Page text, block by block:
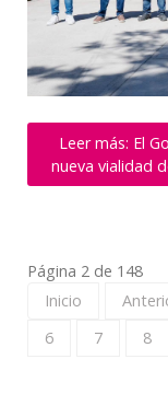
Leer más: El
nueva vialidad
Página 2 de 148
Inicio
6
7 8